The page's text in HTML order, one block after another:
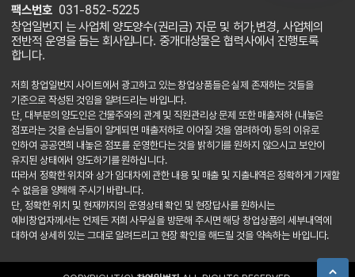
팩스번호 031-852-5225
창업일번지 는 사업체 양도양수(권리금) 자문 및 허가,변경, 사업체의
전반적 운영을 돕는 회사입니다. 중개대상물은 협력사에서 진행토록
합니다.
저희 창업일번지 사이트에서 광고하고 있는 창업상품들은 실제 존재하는 것들을
기준으로 작성된 것임을 알려드리는 바입니다.
단, 대부분의 양도인은 건물주와의 관계 및 직원관리상 문제 또한 매출저하 (내놓은
점포라는 것을 손님들이 알게되면 매출저하로 이어질 것을 염려하여) 등의 이유로
인하여 공공연희 내놓은 점포를 운영한다는 것을 밝히기를 원하지 않으시고 보안이
유지된 상태에서 양도하기를 원하십니다.
따라서 정확한 위치와 상가 임대차에 관한 내용 및 매출 및 지출내역은 정확하게 기재할
수 없음을 양해해 주시기 바랍니다.
단, 정확한 위치 및 현재까지의 운영상태 확인 및 현장답사를 원하시는
예비창업자께서는 언제든 저희 사무실을 방문해 주시면 해당 창업상품의 세부내역에
대하여 상세히 있는 그대로 알려드리고 현장 확인을 해드릴 것을 약속하는 바입니다.